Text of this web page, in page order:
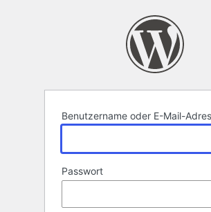
Benutzername oder E-Mail-
Passwort